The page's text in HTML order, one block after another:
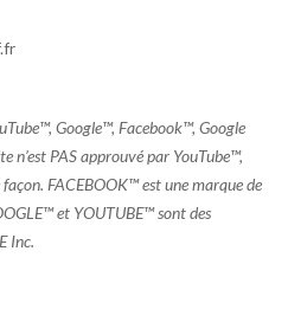
Google™, Facebook™, Google
n’est PAS approuvé par YouTube™,
FACEBOOK™ est une marque de
et YOUTUBE™ sont des
Inc.